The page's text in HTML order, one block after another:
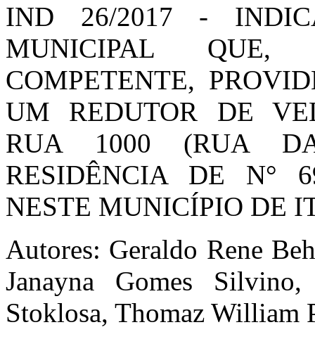
IND 26/2017 -
MUNICIPAL QUE,
COMPETENTE,
UM REDUTOR DE
RUA 1000 (RUA
RESIDÊNCIA DE N°
NESTE MUNICÍPIO DE
Autores: Geraldo Rene
Janayna Gomes
Stoklosa, Thomaz William